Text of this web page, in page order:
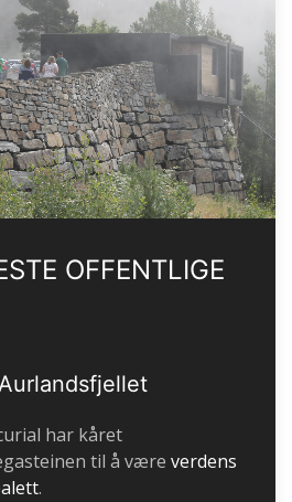
OFFENTLIGE
har kåret
til å være verdens
.